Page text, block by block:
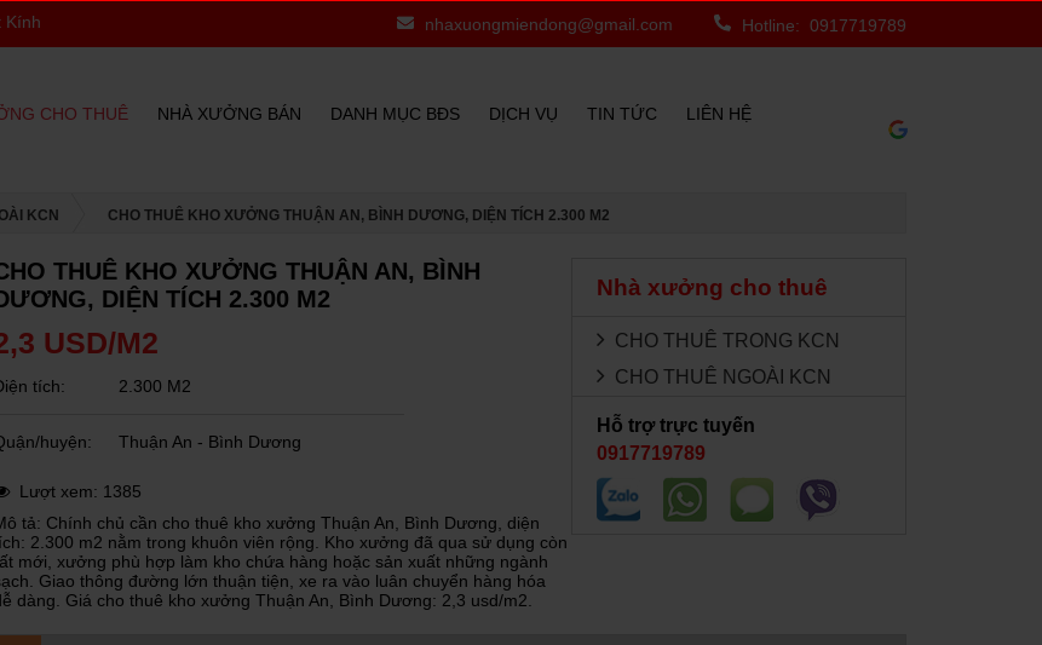
Quý Khách nhaxuongmiendong@gmail.com Hotline: 0917719789
CHO THUÊ NHÀ XƯỞNG BÁN DANH MỤC BĐS DỊCH VỤ TIN TỨC LIÊN HỆ
KCN CHO THUÊ KHO XƯỞNG THUẬN AN, BÌNH DƯƠNG, DIỆN TÍCH 2.300 M2
THUÊ KHO XƯỞNG THUẬN AN, BÌNH
DIỆN TÍCH 2.300 M2
USD/M2
tích: 2.300 M2
huyện: Thuận An - Bình Dương
Lượt xem: 1385
tả: Chính chủ cần cho thuê kho xưởng Thuận An, Bình Dương, diện
2.300 m2 nằm trong khuôn viên rộng. Kho xưởng đã qua sử dụng còn
mới, xưởng phù hợp làm kho chứa hàng hoặc sản xuất những ngành
Giao thông đường lớn thuận tiện, xe ra vào luân chuyển hàng hóa
dàng. Giá cho thuê kho xưởng Thuận An, Bình Dương: 2,3 usd/m2.
Nhà xưởng cho thuê
CHO THUÊ TRONG KCN
CHO THUÊ NGOÀI KCN
Hỗ trợ trực tuyến
0917719789